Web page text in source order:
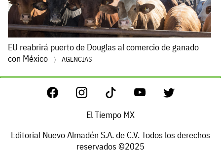
EU reabrirá puerto de Douglas al comercio de ganado
con México
AGENCIAS
El Tiempo MX
Editorial Nuevo Almadén S.A. de C.V. Todos los derechos
reservados ©2025